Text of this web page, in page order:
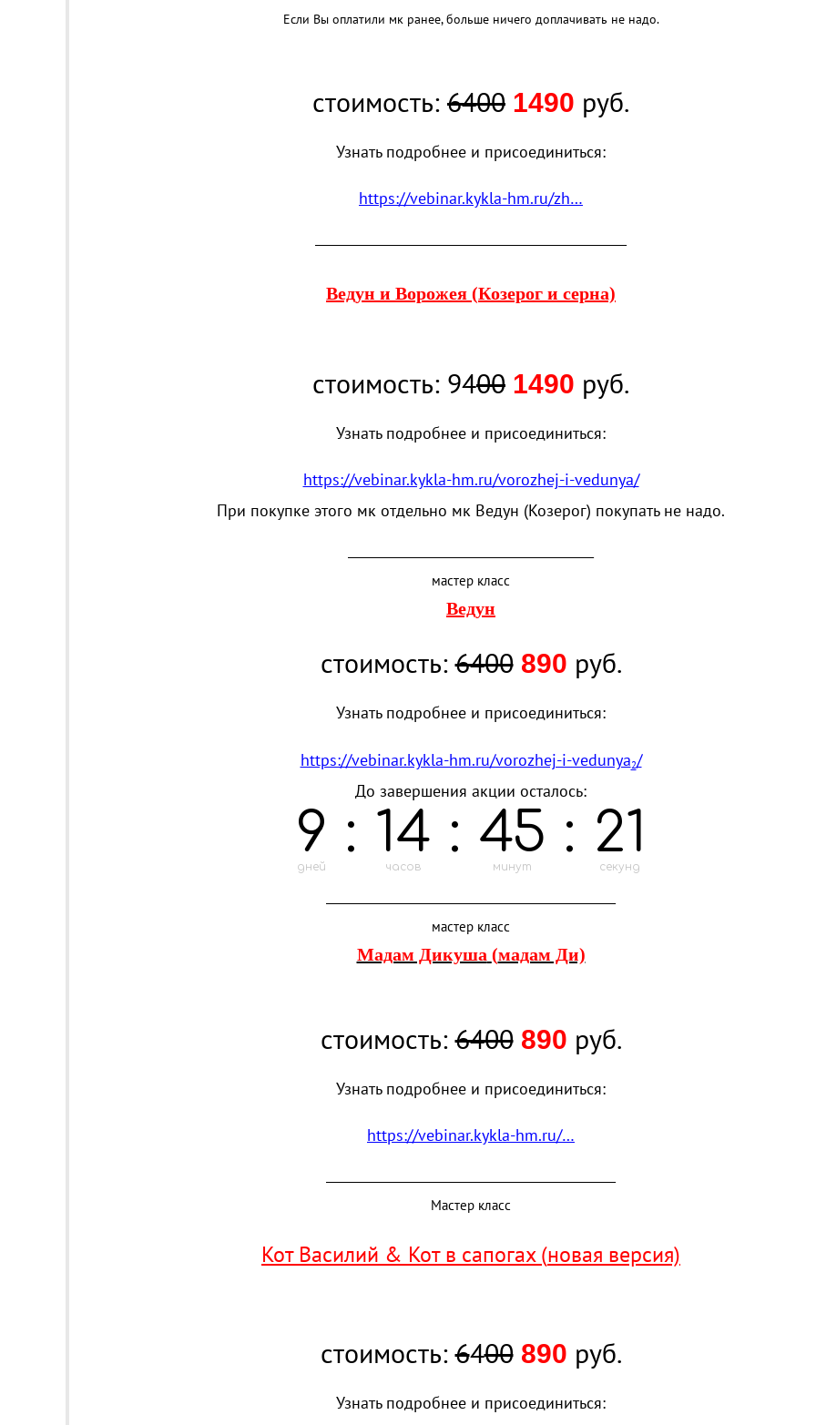
Если Вы оплатили мк ранее, больше ничего доплачивать не надо.
стоимость: 6400 1490 руб.
Узнать подробнее и присоединиться:
https://vebinar.kykla-hm.ru/zh…
Ведун и Ворожея (Козерог и серна)
стоимость: 9400 1490 руб.
Узнать подробнее и присоединиться:
https://vebinar.kykla-hm.ru/vorozhej-i-vedunya/
При покупке этого мк отдельно мк Ведун (Козерог) покупать не надо.
мастер класс
Ведун
стоимость:6400 890 руб.
Узнать подробнее и присоединиться:
https://vebinar.kykla-hm.ru/vorozhej-i-vedunya2/
До завершения акции осталось:
9
дней
: 14
часов
: 45
минут
: 20
секунд
мастер класс
Мадам Дикуша (мадам Ди)
стоимость:6400 890 руб.
Узнать подробнее и присоединиться:
https://vebinar.kykla-hm.ru/…
Мастер класс
Кот Василий & Кот в сапогах (новая версия)
стоимость:6400 890 руб.
Узнать подробнее и присоединиться: